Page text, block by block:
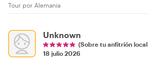
Tour por Alemania
Unknown
(Sobre tu anfitrión local
18 julio 2026